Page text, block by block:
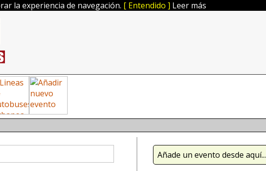
la experiencia de navegación. [ Entendido ] Leer más
Añade un evento desde aquí...